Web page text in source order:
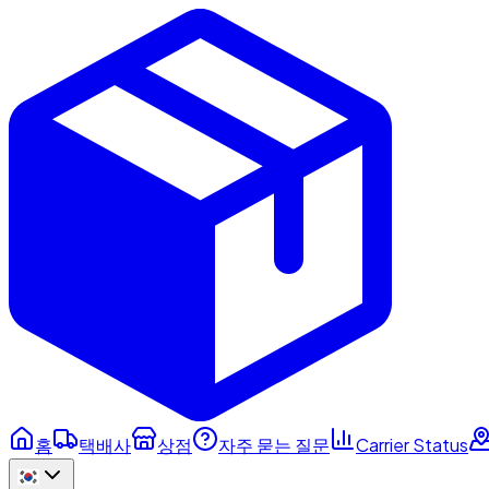
홈 택배사 상점 자주 묻는 질문 Carrier Status